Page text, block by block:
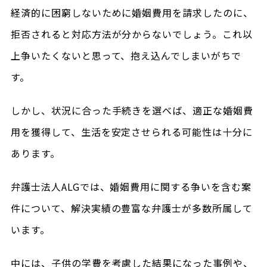
経済的に困窮しないために婚姻費用を請求したのに、
拒否されると対応方法が分からないでしょう。これ以
上争いたくないと思って、抱え込んでしまいがちで
す。
しかし、状況に合った手続きを選べば、適正な婚姻費
用を獲得して、生活を安定させられる可能性は十分に
あります。
弁護士法人ALGでは、婚姻費用に関する争いを含む案
件について、解決実績の豊富な弁護士が多数所属して
います。
中には、子供の学費を考慮した結果になった事例や、